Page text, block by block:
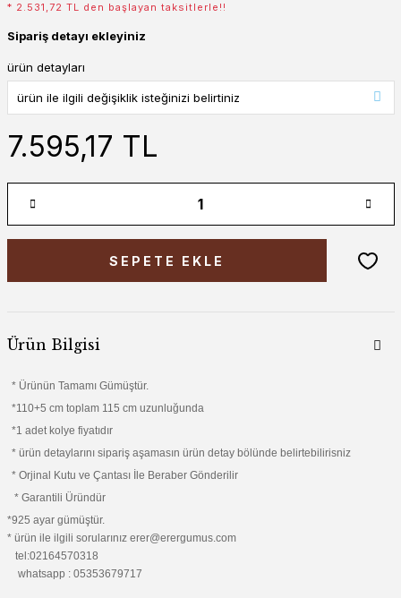
* 2.531,72 TL den başlayan taksitlerle!!
Sipariş detayı ekleyiniz
ürün detayları
7.595,17 TL
SEPETE EKLE
Ürün Bilgisi
* Ürünün Tamamı Gümüştür.
*110+5 cm toplam 115 cm uzunluğunda
*1 adet kolye fiyatıdır
* ürün detaylarını sipariş aşamasın ürün detay bölünde belirtebilirisniz
* Orjinal Kutu ve Çantası İle Beraber Gönderilir
* Garantili Üründür
*925 ayar gümüştür.
* ürün ile ilgili sorularınız erer@erergumus.com
tel:02164570318
whatsapp : 05353679717